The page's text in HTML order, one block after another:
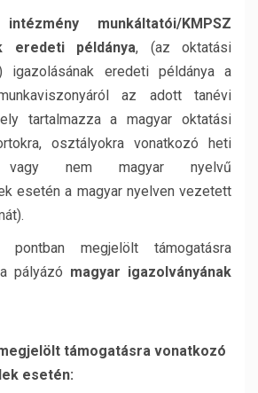
munkáltatói/KMPSZ
eredeti példánya, (az oktatási
igazolásának eredeti példánya a
az adott tanévi
tartalmazza a magyar oktatási
osztályokra vonatkozó heti
vagy nem magyar nyelvű
esetén a magyar nyelven vezetett
megjelölt támogatásra
pályázó magyar igazolványának
támogatásra vonatkozó
esetén: